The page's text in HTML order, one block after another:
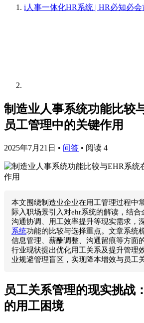
i人事一体化HR系统 | HR必知必会
制造业人事系统功能比较
员工管理中的关键作用
2025年7月21日 • 问答 • 阅读 4
本文围绕制造业企业在用工管理过程中
际入职场景引入对ehr系统的解读，结合
沟通协调、用工效率提升等现实需求，
系统功能的比较与选择重点。文章系统
信息管理、薪酬调整、沟通留痕等方面
行业现状提出优化用工关系及提升管理
业规避管理盲区，实现降本增效与员工
员工关系管理的现实挑战
的用工困境